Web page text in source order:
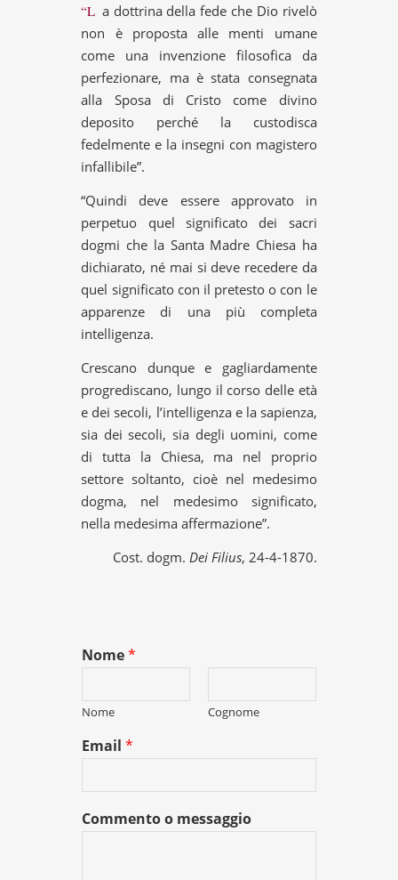
“La dottrina della fede che Dio rivelò
non è proposta alle menti umane
come una invenzione filosofica da
perfezionare, ma è stata consegnata
alla Sposa di Cristo come divino
deposito perché la custodisca
fedelmente e la insegni con magistero
infallibile”.
“Quindi deve essere approvato in
perpetuo quel significato dei sacri
dogmi che la Santa Madre Chiesa ha
dichiarato, né mai si deve recedere da
quel significato con il pretesto o con le
apparenze di una più completa
intelligenza.
Crescano dunque e gagliardamente
progrediscano, lungo il corso delle età
e dei secoli, l’intelligenza e la sapienza,
sia dei secoli, sia degli uomini, come
di tutta la Chiesa, ma nel proprio
settore soltanto, cioè nel medesimo
dogma, nel medesimo significato,
nella medesima affermazione”.
Cost. dogm. Dei Filius, 24-4-1870.
Nome*
Nome Cognome
Email*
Commento o messaggio